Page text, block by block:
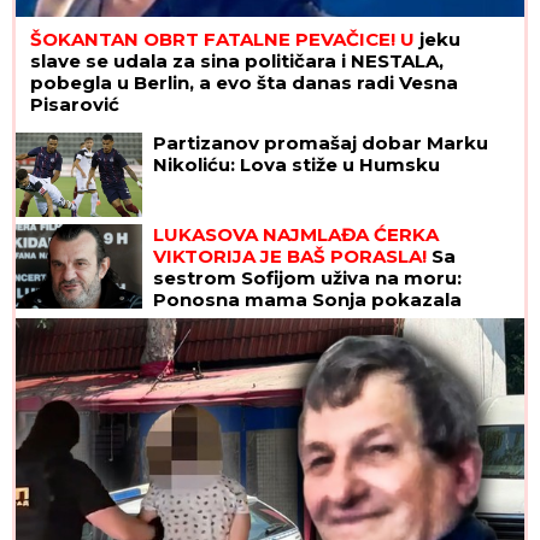
tikvica: Evo kako da svaki put budu
čvrsti, zlatni i da se ne raspadaju
tokom prženja
Ženu iz Srbije majka IZBRISALA IZ
kuću da ne bih OTIMALA BRATU"
Ovo se dešava u domu Ognjena Amidžića i Mine
Naumović, redovno ih POSEĆUJE ŽENA IZ AZIJE:
"Bio je proces oko papirologije, sa Perunom ne
može da pomogne"